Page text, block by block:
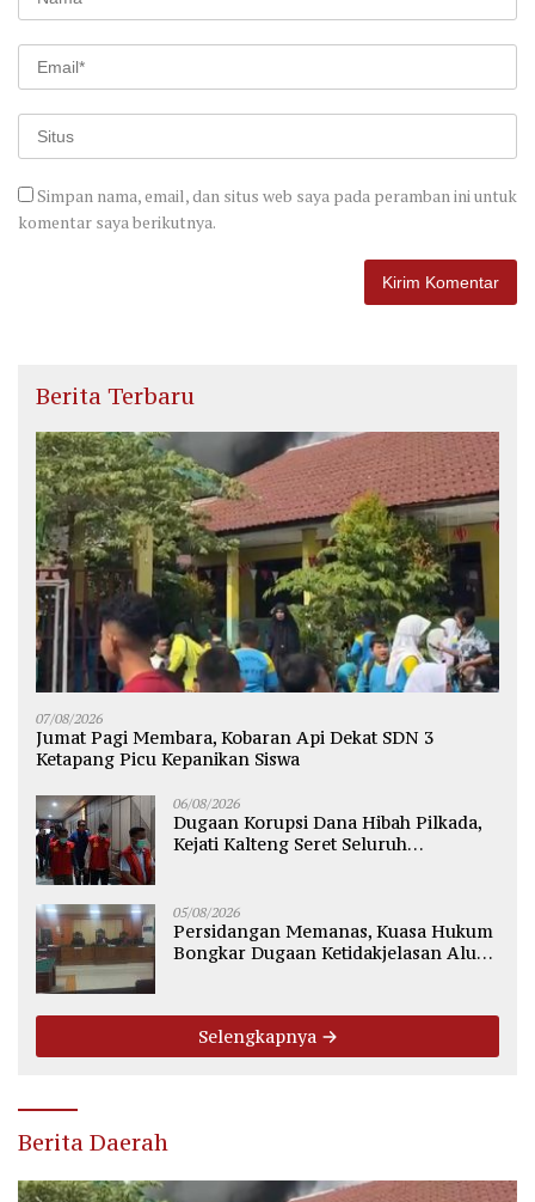
Simpan nama, email, dan situs web saya pada peramban ini untuk
komentar saya berikutnya.
Berita Terbaru
07/08/2026
Jumat Pagi Membara, Kobaran Api Dekat SDN 3
Ketapang Picu Kepanikan Siswa
06/08/2026
Dugaan Korupsi Dana Hibah Pilkada,
Kejati Kalteng Seret Seluruh
05/08/2026
Persidangan Memanas, Kuasa Hukum
Bongkar Dugaan Ketidakjelasan Alur
Selengkapnya
Berita Daerah